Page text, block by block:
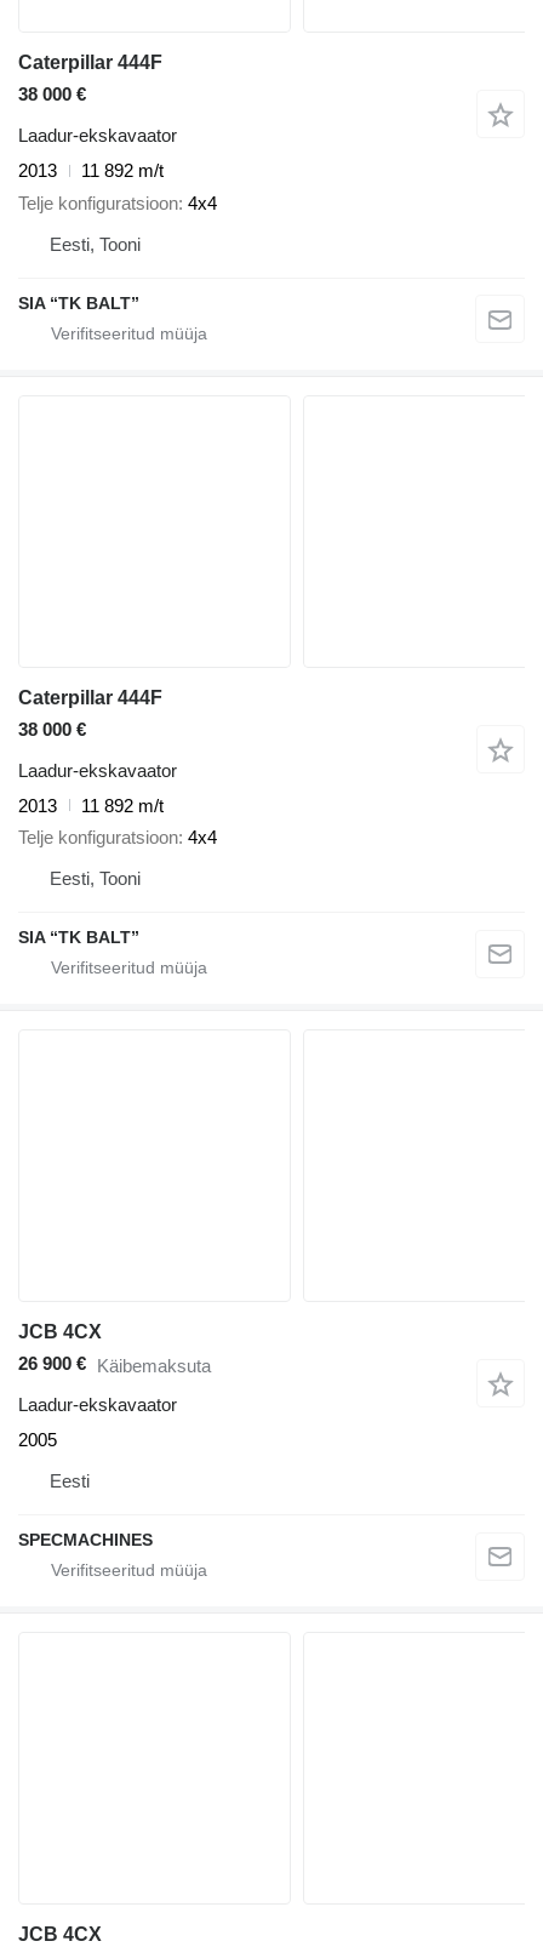
Caterpillar 444F
38 000 €
Laadur-ekskavaator
2013
11 892 m/t
Telje konfiguratsioon 4x4
Eesti, Tooni
SIA “TK BALT”
Caterpillar 444F
38 000 €
Laadur-ekskavaator
2013
11 892 m/t
Telje konfiguratsioon 4x4
Eesti, Tooni
SIA “TK BALT”
JCB 4CX
26 900 € Käibemaksuta
Laadur-ekskavaator
2005
Eesti
SPECMACHINES
JCB 4CX